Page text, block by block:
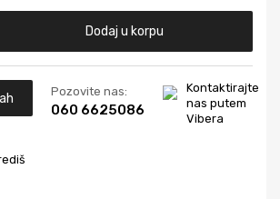
Dodaj u korpu
Pozovite nas:
060 6625086
Kontaktirajte
nas putem
Vibera